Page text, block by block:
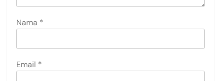
Nama *
Email *